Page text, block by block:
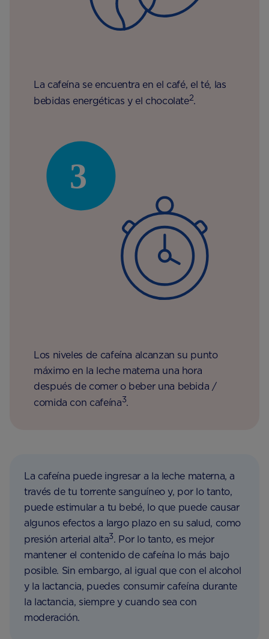
La cafeína se encuentra en el café, el té, las
bebidas energéticas y el chocolate2.
Los niveles de cafeína alcanzan su punto
máximo en la leche materna una hora
después de comer o beber una bebida /
comida con cafeína3.
La cafeína puede ingresar a la leche materna, a
través de tu torrente sanguíneo y, por lo tanto,
puede estimular a tu bebé, lo que puede causar
algunos efectos a largo plazo en su salud, como
presión arterial alta3. Por lo tanto, es mejor
mantener el contenido de cafeína lo más bajo
posible. Sin embargo, al igual que con el alcohol
y la lactancia, puedes consumir cafeína durante
la lactancia, siempre y cuando sea con
moderación.